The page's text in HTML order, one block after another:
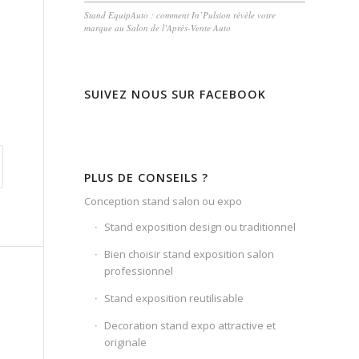
Stand EquipAuto : comment In’Pulsion révèle votre
marque au Salon de l’Après-Vente Auto
SUIVEZ NOUS SUR FACEBOOK
PLUS DE CONSEILS ?
Conception stand salon ou expo
Stand exposition design ou traditionnel
Bien choisir stand exposition salon
professionnel
Stand exposition reutilisable
Decoration stand expo attractive et
originale